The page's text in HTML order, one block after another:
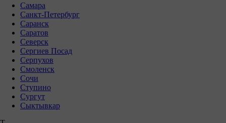
Самара
Санкт-Петербург
Саранск
Саратов
Северск
Сергиев Посад
Серпухов
Смоленск
Сочи
Ступино
Сургут
Сыктывкар